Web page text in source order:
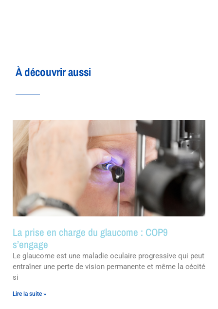
À découvrir aussi
La prise en charge du glaucome : COP9
s’engage
Le glaucome est une maladie oculaire progressive qui peut
entraîner une perte de vision permanente et même la cécité
si
Lire la suite »